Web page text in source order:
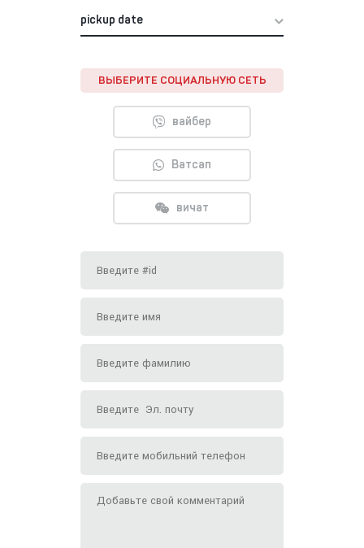
ВЫБЕРИТЕ СОЦИАЛЬНУЮ СЕТЬ
вайбер
Ватсап
вичат